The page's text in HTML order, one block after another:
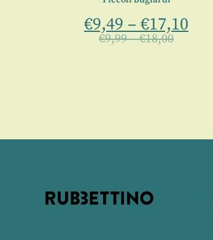
€9,49 – €17,10
€9,99–€18,00